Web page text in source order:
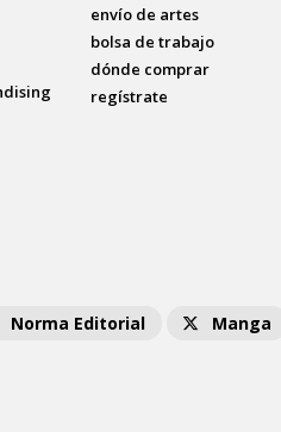
envío de artes
bolsa de trabajo
dónde comprar
regístrate
Norma Editorial Manga